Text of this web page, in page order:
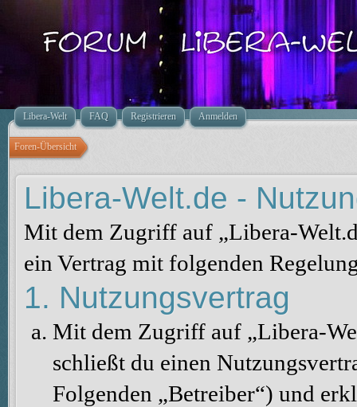
Libera-Welt FAQ Registrieren Anmelden
Foren-Übersicht
Libera-Welt.de -
Mit dem Zugriff auf „Libera-
ein Vertrag mit folgenden
1. Nutzungsvertrag
Mit dem Zugriff auf „Libera-
schließt du einen
Folgenden „Betreiber“) und